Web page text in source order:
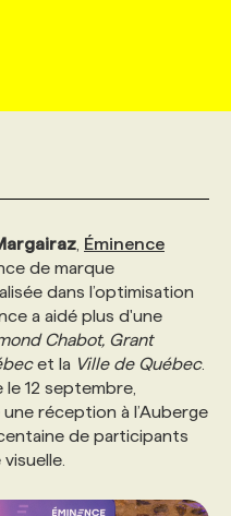
FORMATIONS
TÊTE
Éminence
de marque
dans l’optimisation
a aidé plus d'une
Chabot, Grant
et la Ville de Québec.
12 septembre,
réception à l’Auberge
de participants